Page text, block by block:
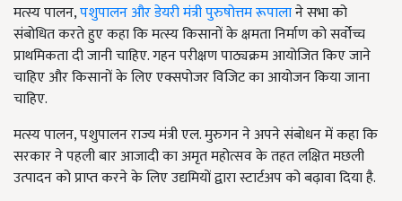
मत्स्य पालन,पशुपालन और डेयरी मंत्री पुरुषोत्तम रूपालाने सभा को
संबोधित करते हुए कहा कि मत्स्य किसानों के क्षमता निर्माण को सर्वोच्च
प्राथमिकता दी जानी चाहिए. गहन परीक्षण पाठ्यक्रम आयोजित किए जाने
चाहिए और किसानों के लिए एक्सपोजर विजिट का आयोजन किया जाना
चाहिए.
मत्स्य पालन, पशुपालन राज्य मंत्री एल. मुरुगन ने अपने संबोधन में कहा कि
सरकार ने पहली बार आजादी का अमृत महोत्सव के तहत लक्षित मछली
उत्पादन को प्राप्त करने के लिए उद्यमियों द्वारा स्टार्टअप को बढ़ावा दिया है.